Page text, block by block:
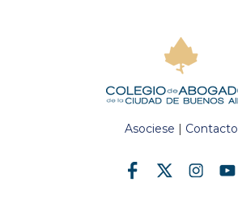
Asociese | Contacto